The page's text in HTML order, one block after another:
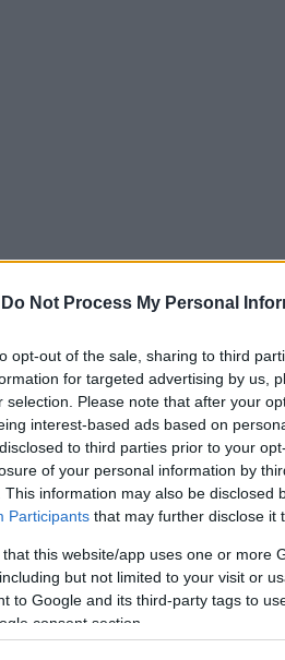
Do Not Process My Personal
opt-out of the sale, sharing to third
for targeted advertising by us,
selection. Please note that after your
interest-based ads based on
to third parties prior to your
of your personal information by
This information may also be disclosed
Participants that may further disclose it
that this website/app uses one or more
but not limited to your visit or
to Google and its third-party tags to
consent section.
καθώς πίσω από τη
και να πάρει μαζί της τα
επικίνδυνο για τη ζωή της.
Σοκάρουν τα ευρήματα
του Γιώργου Λιάγκα,
έχουν φύγει από τη ζωή.
φυγή της 39χρονης χωρίς να